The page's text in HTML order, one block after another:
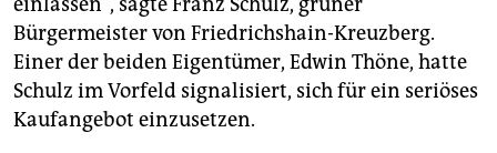
Bürgermeister von Friedrichshain-Kreuzberg.
Einer der beiden Eigentümer, Edwin Thöne, hatte
Schulz im Vorfeld signalisiert, sich für ein seriöses
Kaufangebot einzusetzen.